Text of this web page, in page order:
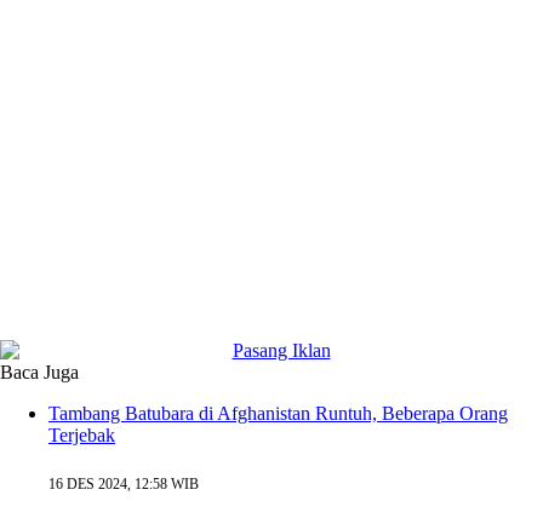
Baca Juga
Tambang Batubara di Afghanistan Runtuh, Beberapa Orang
Terjebak
16 DES 2024, 12:58 WIB